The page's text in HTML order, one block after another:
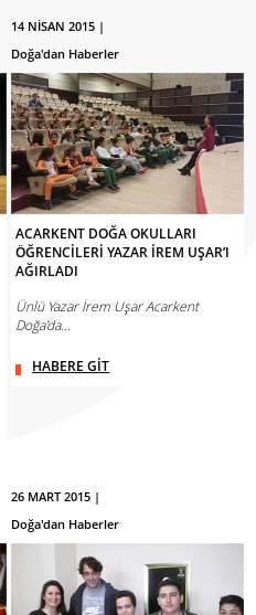
14 NİSAN 2015 |
Doğa'dan Haberler
ACARKENT DOĞA OKULLARI
ÖĞRENCİLERİ YAZAR İREM UŞAR’I
AĞIRLADI
Ünlü Yazar İrem Uşar Acarkent
Doğa’da…
HABERE GİT
26 MART 2015 |
Doğa'dan Haberler